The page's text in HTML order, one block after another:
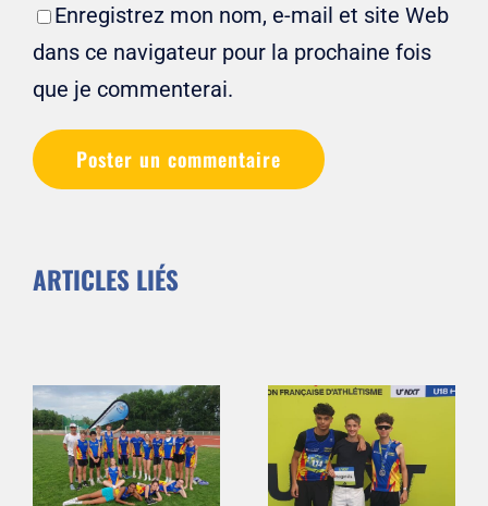
Enregistrez mon nom, e-mail et site Web
dans ce navigateur pour la prochaine fois
que je commenterai.
ARTICLES LIÉS